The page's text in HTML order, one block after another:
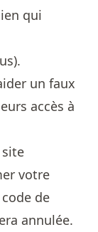
qui
un faux
accès à
votre
de
annulée.